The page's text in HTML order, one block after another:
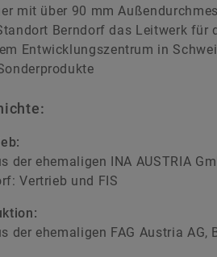
mit über 90 mm
Berndorf das Leitwerk für
Entwicklungszentrum in
der ehemaligen INA AUSTRIA
Vertrieb und FIS
der ehemaligen FAG Austria AG,